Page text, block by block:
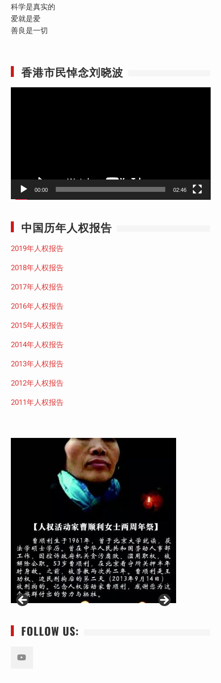
科学是真实的
爱就是爱
善良是一切
香港市民悼念刘晓波
00:00 02:46
中国历年人权报告
2019年人权报告
2018年人权报告
2017年人权报告
2016年人权报告
2015年人权报告
2014年人权报告
2013年人权报告
2012年人权报告
2011年人权报告
FOLLOW US: